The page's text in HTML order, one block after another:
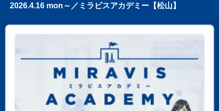
2026.4.16 mon～／ミラビスアカデミー【松山】